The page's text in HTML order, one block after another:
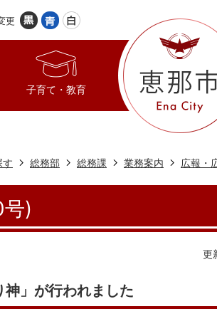
更
子育て・教育
す 総務部 総務課 業務案内 広報・
)
更
」が行われました